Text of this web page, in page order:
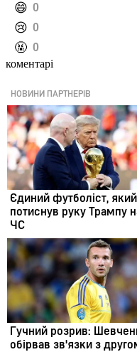
️😄 0
️😢 0
️🤬 0
коментарі